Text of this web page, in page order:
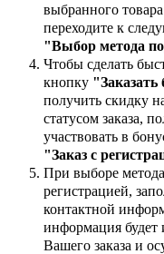
выбранного
переходите к
"Выбор метода
Чтобы сделать
кнопку "Заказать
получить скидку
статусом заказа,
участвовать в
"Заказ с
При выборе метода
регистрацией,
контактной
информация будет
Вашего заказа и